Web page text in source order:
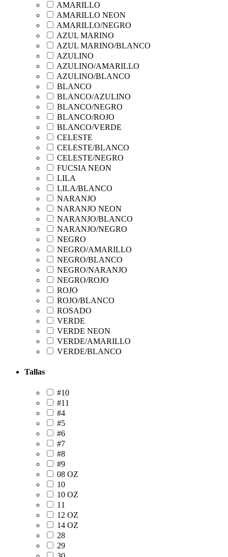
AMARILLO
AMARILLO NEON
AMARILLO/NEGRO
AZUL MARINO
AZUL MARINO/BLANCO
AZULINO
AZULINO/AMARILLO
AZULINO/BLANCO
BLANCO
BLANCO/AZULINO
BLANCO/NEGRO
BLANCO/ROJO
BLANCO/VERDE
CELESTE
CELESTE/BLANCO
CELESTE/NEGRO
FUCSIA NEON
LILA
LILA/BLANCO
NARANJO
NARANJO NEON
NARANJO/BLANCO
NARANJO/NEGRO
NEGRO
NEGRO/AMARILLO
NEGRO/BLANCO
NEGRO/NARANJO
NEGRO/ROJO
ROJO
ROJO/BLANCO
ROSADO
VERDE
VERDE NEON
VERDE/AMARILLO
VERDE/BLANCO
Tallas
#10
#11
#4
#5
#6
#7
#8
#9
08 OZ
10
10 OZ
11
12 OZ
14 OZ
28
29